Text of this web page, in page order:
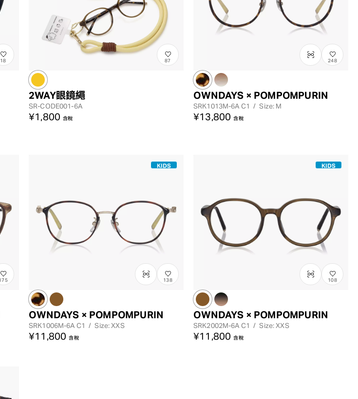
18 87
2WAY眼鏡繩
SR-CODE001-6A
¥1,800 含稅
248
OWNDAYS × POMPOMPURIN
SRK1013M-6A C1 / Size: M
¥13,800 含稅
KIDS
138
OWNDAYS × POMPOMPURIN
SRK1006M-6A C1 / Size: XXS
¥11,800 含稅
KIDS
108
OWNDAYS × POMPOMPURIN
SRK2002M-6A C1 / Size: XXS
¥11,800 含稅